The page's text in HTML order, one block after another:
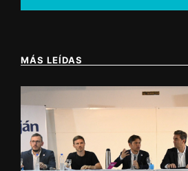
MÁS LEÍDAS